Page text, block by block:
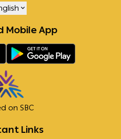
Links
Mobile App
on SBC